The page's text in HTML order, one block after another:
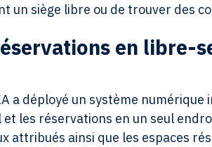
un siège libre ou de trouver des
en libre-
a déployé un système
les réservations en un seul
attribués ainsi que les espaces